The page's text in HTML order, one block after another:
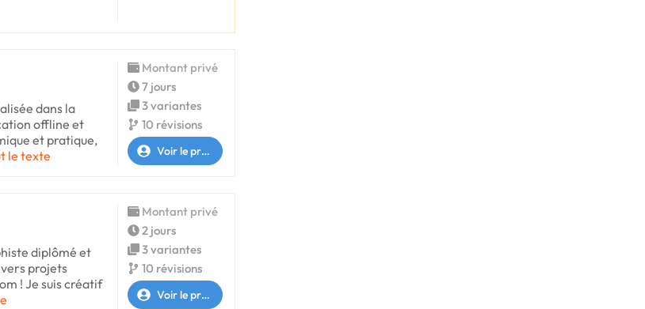
dans la
offline et
et pratique,
le texte
Montant privé
7 jours
3 variantes
10 révisions
Voir le profil
diplômé et
projets
! Je suis créatif
Montant privé
2 jours
3 variantes
10 révisions
Voir le profil